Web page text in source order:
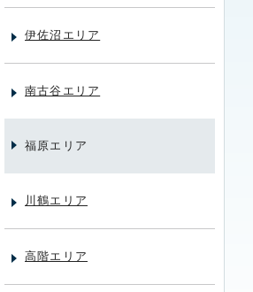
伊佐沼エリア
南古谷エリア
福原エリア
川鶴エリア
高階エリア